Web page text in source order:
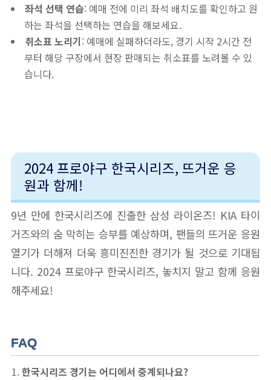
좌석 선택 연습: 예매 전에 미리 좌석 배치도를 확인하고 원
하는 좌석을 선택하는 연습을 해보세요.
취소표 노리기: 예매에 실패하더라도, 경기 시작 2시간 전
부터 해당 구장에서 현장 판매되는 취소표를 노려볼 수 있
습니다.
2024 프로야구 한국시리즈, 뜨거운 응
원과 함께!
9년 만에 한국시리즈에 진출한 삼성 라이온즈! KIA 타이
거즈와의 숨 막히는 승부를 예상하며, 팬들의 뜨거운 응원
열기가 더해져 더욱 흥미진진한 경기가 될 것으로 기대됩
니다. 2024 프로야구 한국시리즈, 놓치지 말고 함께 응원
해주세요!
FAQ
한국시리즈 경기는 어디에서 중계되나요?